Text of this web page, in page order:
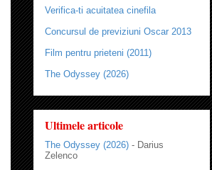
Verifica-ti acuitatea cinefila
Concursul de previziuni Oscar 2013
Film pentru prieteni (2011)
The Odyssey (2026)
Ultimele articole
The Odyssey (2026) - Darius
Zelenco